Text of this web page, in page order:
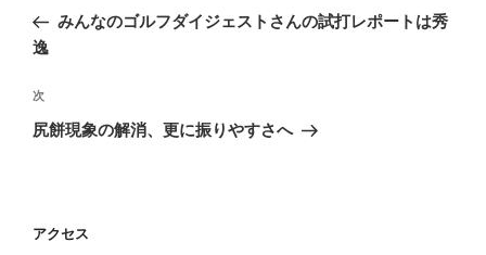
ナ
ゲ
ー
の
投
みんなのゴルフダイジェストさんの試打レポートは秀
逸
次
の
次
尻餅現象の解消、更に振りやすさへ
アクセス